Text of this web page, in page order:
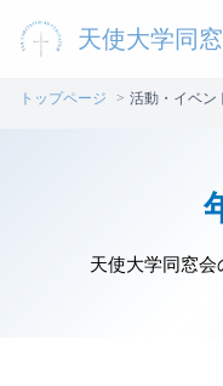
天使大学同
トップページ 活動・イベン
天使大学同窓